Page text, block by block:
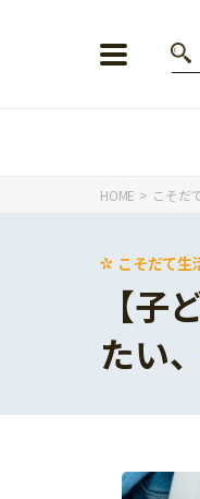
年齢から探す
小学1年生
HOME こそだ
こそだて生
【
たい